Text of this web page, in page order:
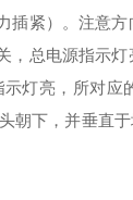
插紧）。注意
总电源指示灯
灯亮，所对应
朝下，并垂直